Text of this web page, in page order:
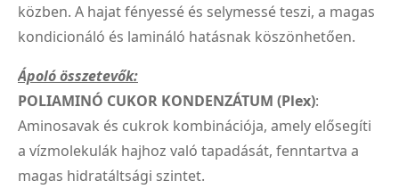
közben. A hajat fényessé és selymessé teszi, a magas
kondicionáló és lamináló hatásnak köszönhetően.
Ápoló összetevők:
POLIAMINÓ CUKOR KONDENZÁTUM (Plex):
Aminosavak és cukrok kombinációja, amely elősegíti
a vízmolekulák hajhoz való tapadását, fenntartva a
magas hidratáltsági szintet.